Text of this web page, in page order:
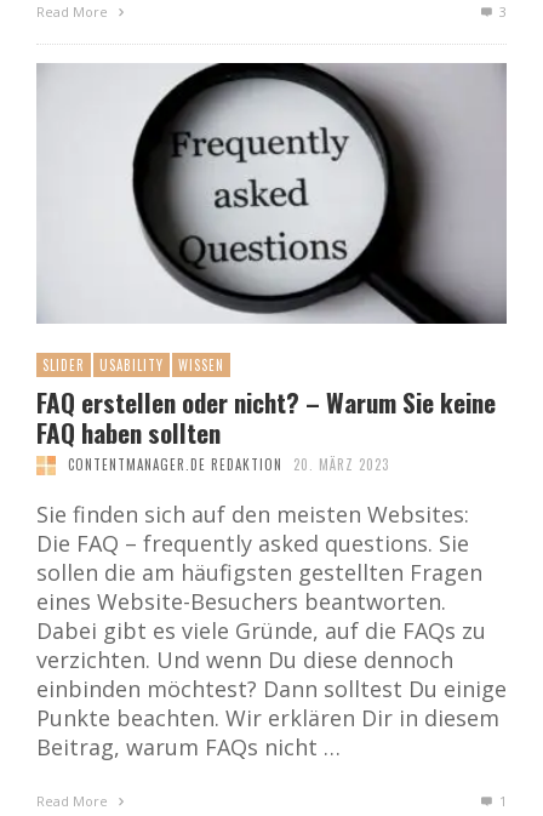
Read More 3
SLIDER USABILITY WISSEN
FAQ erstellen oder nicht? – Warum Sie keine
FAQ haben sollten
CONTENTMANAGER.DE REDAKTION 20. MÄRZ 2023
Sie finden sich auf den meisten Websites:
Die FAQ – frequently asked questions. Sie
sollen die am häufigsten gestellten Fragen
eines Website-Besuchers beantworten.
Dabei gibt es viele Gründe, auf die FAQs zu
verzichten. Und wenn Du diese dennoch
einbinden möchtest? Dann solltest Du einige
Punkte beachten. Wir erklären Dir in diesem
Beitrag, warum FAQs nicht …
Read More 1